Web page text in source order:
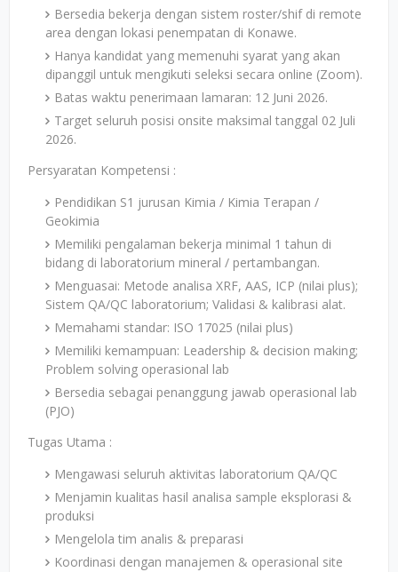
Bersedia bekerja dengan sistem roster/shif di remote
area dengan lokasi penempatan di Konawe.
Hanya kandidat yang memenuhi syarat yang akan
dipanggil untuk mengikuti seleksi secara online (Zoom).
Batas waktu penerimaan lamaran: 12 Juni 2026.
Target seluruh posisi onsite maksimal tanggal 02 Juli
2026.
Persyaratan Kompetensi :
Pendidikan S1 jurusan Kimia / Kimia Terapan /
Geokimia
Memiliki pengalaman bekerja minimal 1 tahun di
bidang di laboratorium mineral / pertambangan.
Menguasai: Metode analisa XRF, AAS, ICP (nilai plus);
Sistem QA/QC laboratorium; Validasi & kalibrasi alat.
Memahami standar: ISO 17025 (nilai plus)
Memiliki kemampuan: Leadership & decision making;
Problem solving operasional lab
Bersedia sebagai penanggung jawab operasional lab
(PJO)
Tugas Utama :
Mengawasi seluruh aktivitas laboratorium QA/QC
Menjamin kualitas hasil analisa sample eksplorasi &
produksi
Mengelola tim analis & preparasi
Koordinasi dengan manajemen & operasional site